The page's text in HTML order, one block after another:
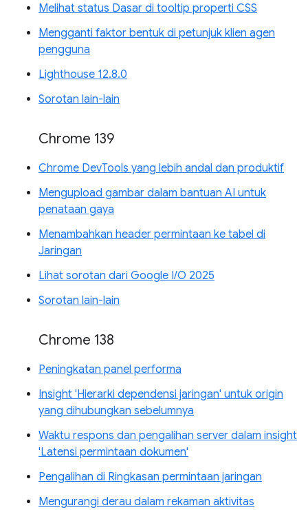
Melihat status Dasar di tooltip properti CSS
Mengganti faktor bentuk di petunjuk klien agen
pengguna
Lighthouse 12.8.0
Sorotan lain-lain
Chrome 139
Chrome DevTools yang lebih andal dan produktif
Mengupload gambar dalam bantuan AI untuk
penataan gaya
Menambahkan header permintaan ke tabel di
Jaringan
Lihat sorotan dari Google I/O 2025
Sorotan lain-lain
Chrome 138
Peningkatan panel performa
Insight 'Hierarki dependensi jaringan' untuk origin
yang dihubungkan sebelumnya
Waktu respons dan pengalihan server dalam insight
'Latensi permintaan dokumen'
Pengalihan di Ringkasan permintaan jaringan
Mengurangi derau dalam rekaman aktivitas